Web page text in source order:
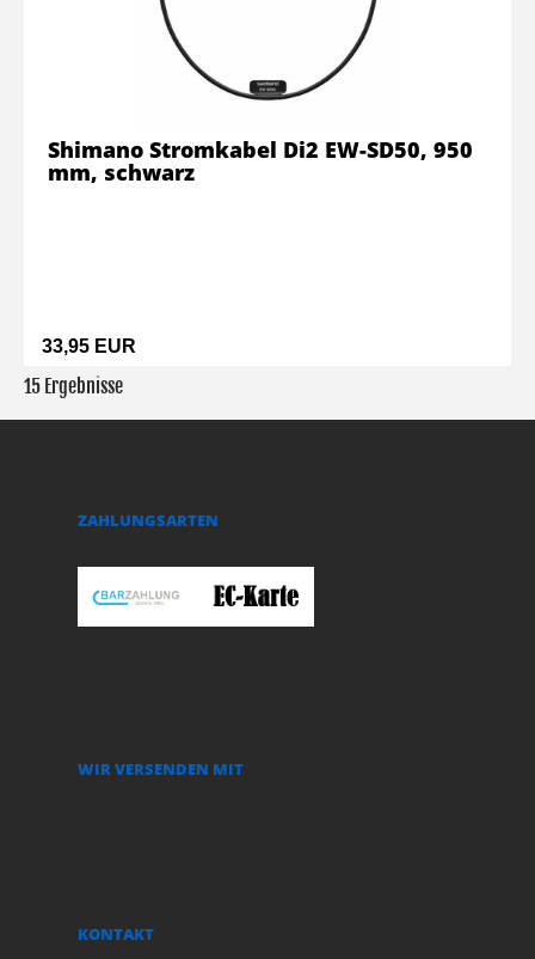
33,95 EUR
Shimano Stromkabel Di2 EW-SD50, 950
mm, schwarz
15 Ergebnisse
ZAHLUNGSARTEN
WIR VERSENDEN MIT
KONTAKT